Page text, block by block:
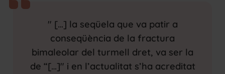
" […] la seqüela que va patir a
conseqüència de la fractura
bimaleolar del turmell dret, va ser la
de “[…]" i en l’actualitat s’ha acreditat